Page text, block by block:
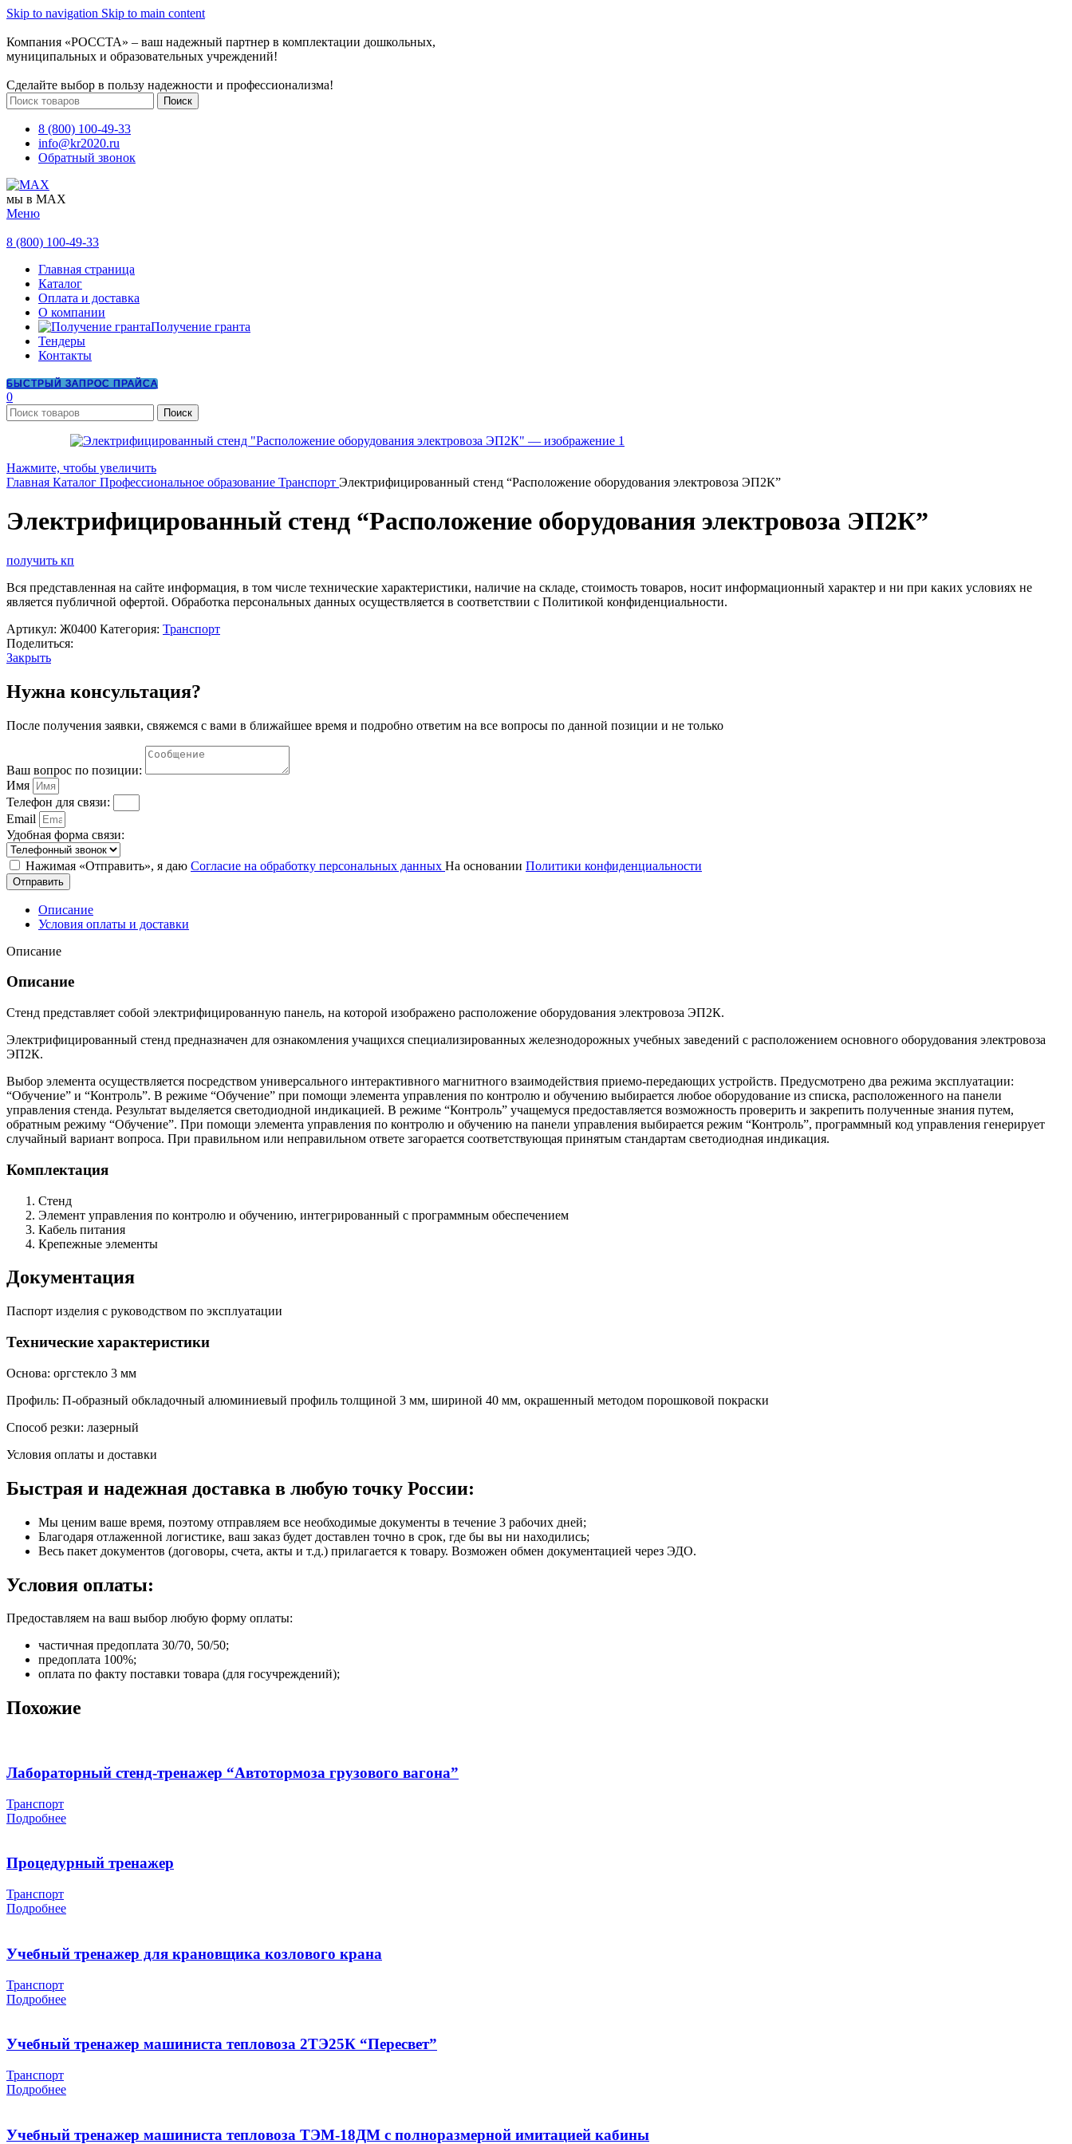
Skip to navigation Skip to main content
Компания «РОССТА» – ваш надежный партнер в комплектации дошкольных,
муниципальных и образовательных учреждений!
Сделайте выбор в пользу надежности и профессионализма!
Поиск
8 (800) 100-49-33
info@kr2020.ru
Обратный звонок
мы в MAX
Меню
8 (800) 100-49-33
Главная страница
Каталог
Оплата и доставка
О компании
Получение гранта
Тендеры
Контакты
БЫСТРЫЙ ЗАПРОС ПРАЙСА
0
Поиск
Нажмите, чтобы увеличить
Главная Каталог Профессиональное образование Транспорт Электрифицированный стенд “Расположение оборудования электровоза ЭП2К”
Электрифицированный стенд “Расположение оборудования электровоза ЭП2К”
получить кп
Вся представленная на сайте информация, в том числе технические характеристики, наличие на складе, стоимость товаров, носит информационный характер и ни при каких условиях не
является публичной офертой. Обработка персональных данных осуществляется в соответствии с Политикой конфиденциальности.
Артикул: Ж0400 Категория: Транспорт
Поделиться:
Закрыть
Нужна консультация?
После получения заявки, свяжемся с вами в ближайшее время и подробно ответим на все вопросы по данной позиции и не только
Ваш вопрос по позиции:
Имя
Телефон для связи:
Email
Удобная форма связи:
Нажимая «Отправить», я даю Согласие на обработку персональных данных На основании Политики конфиденциальности
Отправить
Описание
Условия оплаты и доставки
Описание
Описание
Стенд представляет собой электрифицированную панель, на которой изображено расположение оборудования электровоза ЭП2К.
Электрифицированный стенд предназначен для ознакомления учащихся специализированных железнодорожных учебных заведений с расположением основного оборудования электровоза
ЭП2К.
Выбор элемента осуществляется посредством универсального интерактивного магнитного взаимодействия приемо-передающих устройств. Предусмотрено два режима эксплуатации:
“Обучение” и “Контроль”. В режиме “Обучение” при помощи элемента управления по контролю и обучению выбирается любое оборудование из списка, расположенного на панели
управления стенда. Результат выделяется светодиодной индикацией. В режиме “Контроль” учащемуся предоставляется возможность проверить и закрепить полученные знания путем,
обратным режиму “Обучение”. При помощи элемента управления по контролю и обучению на панели управления выбирается режим “Контроль”, программный код управления генерирует
случайный вариант вопроса. При правильном или неправильном ответе загорается соответствующая принятым стандартам светодиодная индикация.
Комплектация
Стенд
Элемент управления по контролю и обучению, интегрированный с программным обеспечением
Кабель питания
Крепежные элементы
Документация
Паспорт изделия с руководством по эксплуатации
Технические характеристики
Основа: оргстекло 3 мм
Профиль: П-образный обкладочный алюминиевый профиль толщиной 3 мм, шириной 40 мм, окрашенный методом порошковой покраски
Способ резки: лазерный
Условия оплаты и доставки
Быстрая и надежная доставка в любую точку России:
Мы ценим ваше время, поэтому отправляем все необходимые документы в течение 3 рабочих дней;
Благодаря отлаженной логистике, ваш заказ будет доставлен точно в срок, где бы вы ни находились;
Весь пакет документов (договоры, счета, акты и т.д.) прилагается к товару. Возможен обмен документацией через ЭДО.
Условия оплаты:
Предоставляем на ваш выбор любую форму оплаты:
частичная предоплата 30/70, 50/50;
предоплата 100%;
оплата по факту поставки товара (для госучреждений);
Похожие
Лабораторный стенд-тренажер “Автотормоза грузового вагона”
Транспорт
Подробнее
Процедурный тренажер
Транспорт
Подробнее
Учебный тренажер для крановщика козлового крана
Транспорт
Подробнее
Учебный тренажер машиниста тепловоза 2ТЭ25К “Пересвет”
Транспорт
Подробнее
Учебный тренажер машиниста тепловоза ТЭМ-18ДМ с полноразмерной имитацией кабины